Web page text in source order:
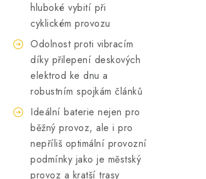
hluboké vybití při
cyklickém provozu
Odolnost proti vibracím
díky přilepení deskových
elektrod ke dnu a
robustním spojkám článků
Ideální baterie nejen pro
běžný provoz, ale i pro
nepříliš optimální provozní
podmínky jako je městský
provoz a kratší trasy